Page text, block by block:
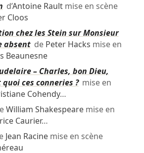
d’Antoine Raultmise en scène
Cloos
chez les Stein sur Monsieur
absentde Peter Hacks mise en
Beaunesne
– Charles, bon Dieu,
ces conneries ?mise en
Cohendy…
William Shakespearemise en
Caurier…
Jean Racinemise en scène